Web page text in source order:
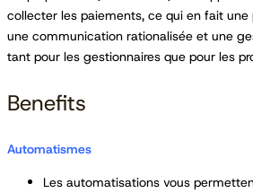
collecter les paiements, ce qui en fait
une communication rationalisée et une
tant pour les gestionnaires que pour les
Benefits
Automatismes
Les automatisations vous